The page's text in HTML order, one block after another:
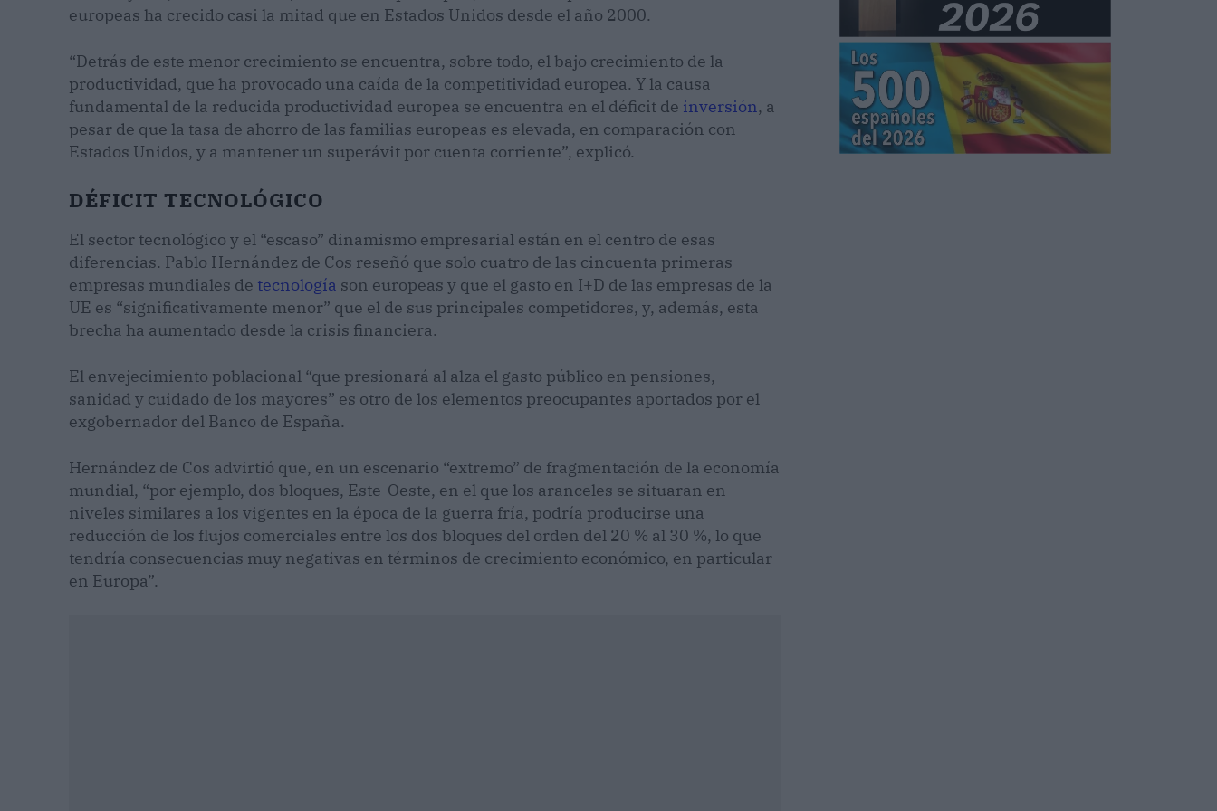
europeas ha crecido casi la mitad que en Estados Unidos desde el año 2000.
“Detrás de este menor crecimiento se encuentra, sobre todo, el bajo crecimiento de la
productividad, que ha provocado una caída de la competitividad europea. Y la causa
fundamental de la reducida productividad europea se encuentra en el déficit de inversión, a
pesar de que la tasa de ahorro de las familias europeas es elevada, en comparación con
Estados Unidos, y a mantener un superávit por cuenta corriente”, explicó.
DÉFICIT TECNOLÓGICO
El sector tecnológico y el “escaso” dinamismo empresarial están en el centro de esas
diferencias. Pablo Hernández de Cos reseñó que solo cuatro de las cincuenta primeras
empresas mundiales de tecnología son europeas y que el gasto en I+D de las empresas de la
UE es “significativamente menor” que el de sus principales competidores, y, además, esta
brecha ha aumentado desde la crisis financiera.
El envejecimiento poblacional “que presionará al alza el gasto público en pensiones,
sanidad y cuidado de los mayores” es otro de los elementos preocupantes aportados por el
exgobernador del Banco de España.
Hernández de Cos advirtió que, en un escenario “extremo” de fragmentación de la economía
mundial, “por ejemplo, dos bloques, Este-Oeste, en el que los aranceles se situaran en
niveles similares a los vigentes en la época de la guerra fría, podría producirse una
reducción de los flujos comerciales entre los dos bloques del orden del 20 % al 30 %, lo que
tendría consecuencias muy negativas en términos de crecimiento económico, en particular
en Europa”.